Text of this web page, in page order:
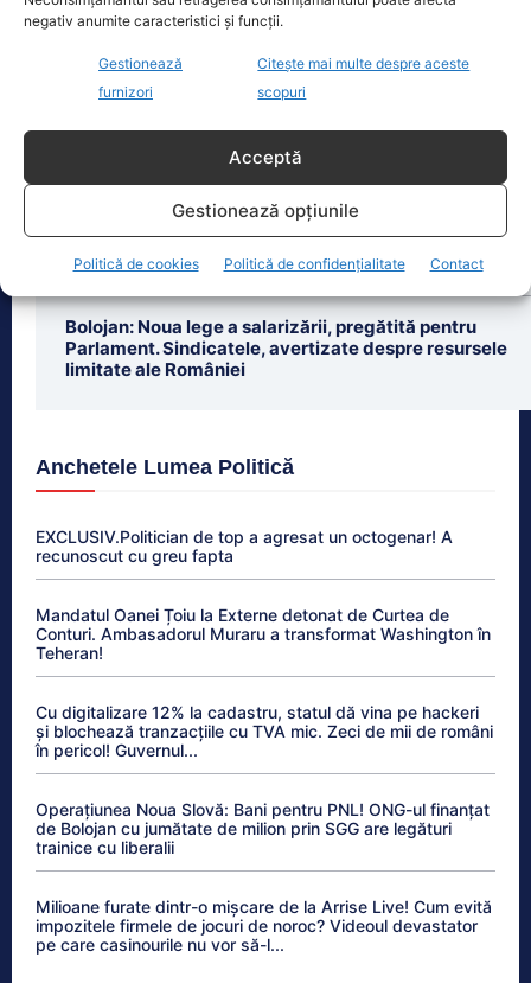
negativ anumite caracteristici și funcții.
Gestionează
furnizori
Citește mai multe despre aceste
scopuri
Acceptă
Gestionează opțiunile
Politică de cookies Politică de confidențialitate Contact
Prețurile carburanților, în scădere ușoară. Prima
etapă a măsurilor de criză intră în vigoare
flagrant. Poliția avertizează despre înșelăciuni.
Bolojan: Noua lege a salarizării, pregătită pentru
Parlament. Sindicatele, avertizate despre resursele
limitate ale României
Anchetele Lumea Politică
EXCLUSIV.Politician de top a agresat un octogenar! A
recunoscut cu greu fapta
Mandatul Oanei Țoiu la Externe detonat de Curtea de
Conturi. Ambasadorul Muraru a transformat Washington în
Teheran!
Cu digitalizare 12% la cadastru, statul dă vina pe hackeri
și blochează tranzacțiile cu TVA mic. Zeci de mii de români
în pericol! Guvernul...
Operațiunea Noua Slovă: Bani pentru PNL! ONG-ul finanțat
de Bolojan cu jumătate de milion prin SGG are legături
trainice cu liberalii
Milioane furate dintr-o mișcare de la Arrise Live! Cum evită
impozitele firmele de jocuri de noroc? Videoul devastator
pe care casinourile nu vor să-l...